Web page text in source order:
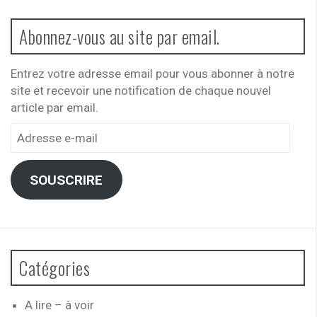
Abonnez-vous au site par email.
Entrez votre adresse email pour vous abonner à notre
site et recevoir une notification de chaque nouvel
article par email.
Adresse
mail
SOUSCRIRE
Catégories
A lire – à voir